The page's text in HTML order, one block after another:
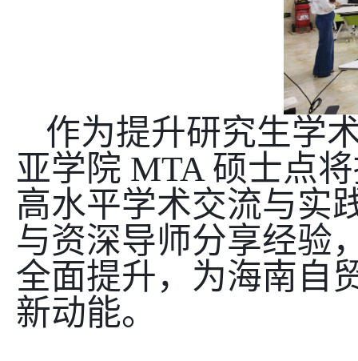
作为提升研究生学
亚学院 MTA 硕士点
高水平学术交流与实
与资深导师分享经验
全面提升，为海南自
新动能。